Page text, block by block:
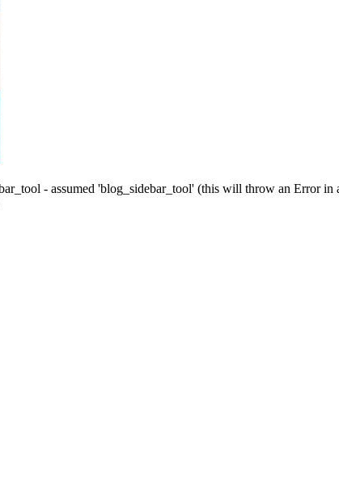
- assumed 'blog_sidebar_tool' (this will throw an Error